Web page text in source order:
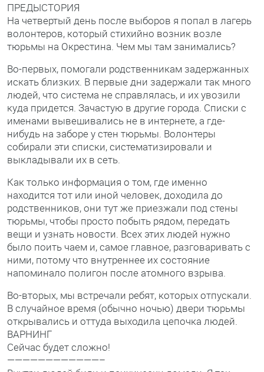
ПРЕДЫСТОРИЯ
На четвертый день после выборов я попал в лагерь
волонтеров, который стихийно возник возле
тюрьмы на Окрестина. Чем мы там занимались?
Во-первых, помогали родственникам задержанных
искать близких. В первые дни задержали так много
людей, что система не справлялась, и их увозили
куда придется. Зачастую в другие города. Списки с
именами вывешивались не в интернете, а где-
нибудь на заборе у стен тюрьмы. Волонтеры
собирали эти списки, систематизировали и
выкладывали их в сеть.
Как только информация о том, где именно
находится тот или иной человек, доходила до
родственников, они тут же приезжали под стены
тюрьмы, чтобы просто побыть рядом, передать
вещи и узнать новости. Всех этих людей нужно
было поить чаем и, самое главное, разговаривать с
ними, потому что внутреннее их состояние
напоминало полигон после атомного взрыва.
Во-вторых, мы встречали ребят, которых отпускали.
В случайное время (обычно ночью) двери тюрьмы
открывались и оттуда выходила цепочка людей.
ВАРНИНГ
Сейчас будет сложно!
————————————–